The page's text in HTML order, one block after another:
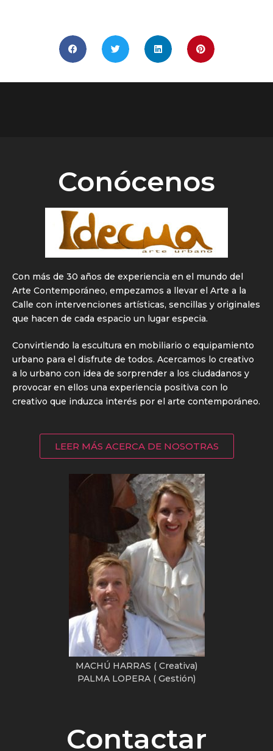
Conócenos
Con más de 30 años de experiencia en el mundo del
Arte Contemporáneo, empezamos a llevar el Arte a la
Calle con intervenciones artísticas, sencillas y originales
que hacen de cada espacio un lugar especia.
Convirtiendo la escultura en mobiliario o equipamiento
urbano para el disfrute de todos. Acercamos lo creativo
a lo urbano con idea de sorprender a los ciudadanos y
provocar en ellos una experiencia positiva con lo
creativo que induzca interés por el arte contemporáneo.
LEER MÁS ACERCA DE NOSOTRAS
MACHÚ HARRAS ( Creativa)
PALMA LOPERA ( Gestión)
Contactar